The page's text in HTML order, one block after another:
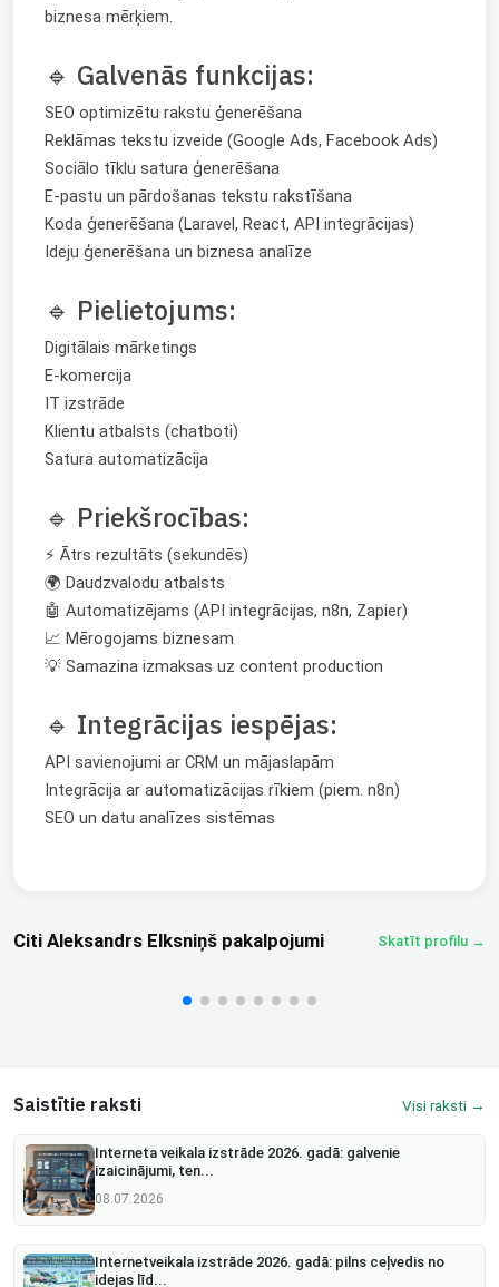
biznesa mērķiem.
🔹 Galvenās funkcijas:
SEO optimizētu rakstu ģenerēšana
Reklāmas tekstu izveide (Google Ads, Facebook Ads)
Sociālo tīklu satura ģenerēšana
E-pastu un pārdošanas tekstu rakstīšana
Koda ģenerēšana (Laravel, React, API integrācijas)
Ideju ģenerēšana un biznesa analīze
🔹 Pielietojums:
Digitālais mārketings
E-komercija
IT izstrāde
Klientu atbalsts (chatboti)
Satura automatizācija
🔹 Priekšrocības:
⚡ Ātrs rezultāts (sekundēs)
🌍 Daudzvalodu atbalsts
🤖 Automatizējams (API integrācijas, n8n, Zapier)
📈 Mērogojams biznesam
💡 Samazina izmaksas uz content production
🔹 Integrācijas iespējas:
API savienojumi ar CRM un mājaslapām
Integrācija ar automatizācijas rīkiem (piem. n8n)
SEO un datu analīzes sistēmas
Citi Aleksandrs Elksniņš pakalpojumi Skatīt profilu →
Aleksandrs Elksniņš Aleksandrs Elksniņš
Saistītie raksti Visi raksti →
Interneta veikala izstrāde 2026. gadā: galvenie
izaicinājumi, ten...
08.07.2026
Internetveikala izstrāde 2026. gadā: pilns ceļvedis no
idejas līd...